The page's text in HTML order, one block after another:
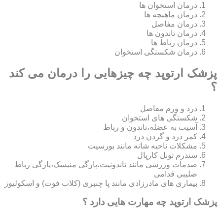
درمان استخوان ها
درمان ماهیچه ها
درمان مفاصل
درمان تاندون ها
درمان رباط ها
درمان شکستگی استخوان
پزشک ارتوپد چه چیزهایی را درمان می کند
؟
درد و ورم مفاصل
شکستگی های استخوان
آسیب به عضله،تاندون و رباط
کمر درد و گردن درد
مشکلات ناحیه شانه مانند بورسیت
سندرم تونل کارپال
صدمات ورزشی مانند تاندونیت،پارگی منیسک،پارگی رباط
صلیبی قدامی
بیماری های مادرزادی مانند پا چنبری (کلاب فوت) و اسکولیوز
پزشک ارتوپد چه مهارت هایی دارد ؟